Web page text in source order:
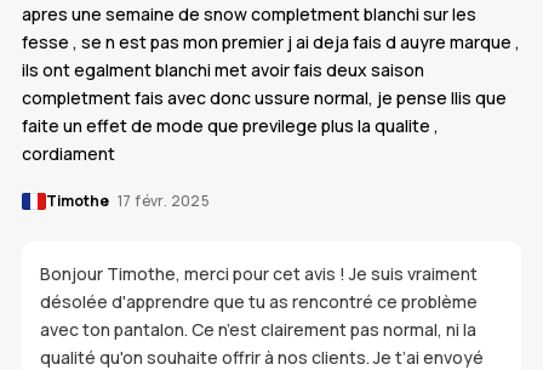
apres une semaine de snow completment blanchi sur les
fesse , se n est pas mon premier j ai deja fais d auyre marque ,
ils ont egalment blanchi met avoir fais deux saison
completment fais avec donc ussure normal, je pense llis que
faite un effet de mode que previlege plus la qualite ,
cordiament
Timothe 17 févr. 2025
Bonjour Timothe, merci pour cet avis ! Je suis vraiment
désolée d'apprendre que tu as rencontré ce problème
avec ton pantalon. Ce n’est clairement pas normal, ni la
qualité qu'on souhaite offrir à nos clients. Je t’ai envoyé